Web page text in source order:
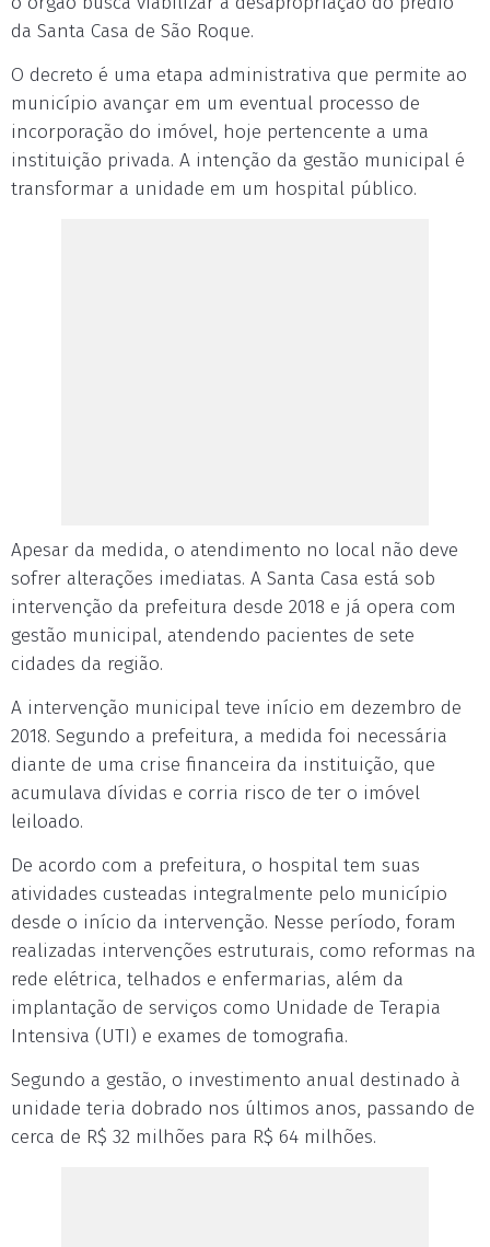
da Santa Casa de São Roque.
O decreto é uma etapa administrativa que permite ao
município avançar em um eventual processo de
incorporação do imóvel, hoje pertencente a uma
instituição privada. A intenção da gestão municipal é
transformar a unidade em um hospital público.
Apesar da medida, o atendimento no local não deve
sofrer alterações imediatas. A Santa Casa está sob
intervenção da prefeitura desde 2018 e já opera com
gestão municipal, atendendo pacientes de sete
cidades da região.
A intervenção municipal teve início em dezembro de
2018. Segundo a prefeitura, a medida foi necessária
diante de uma crise financeira da instituição, que
acumulava dívidas e corria risco de ter o imóvel
leiloado.
De acordo com a prefeitura, o hospital tem suas
atividades custeadas integralmente pelo município
desde o início da intervenção. Nesse período, foram
realizadas intervenções estruturais, como reformas na
rede elétrica, telhados e enfermarias, além da
implantação de serviços como Unidade de Terapia
Intensiva (UTI) e exames de tomografia.
Segundo a gestão, o investimento anual destinado à
unidade teria dobrado nos últimos anos, passando de
cerca de R$ 32 milhões para R$ 64 milhões.